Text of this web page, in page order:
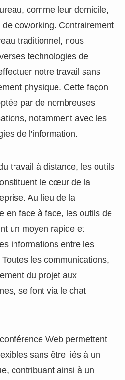
comme leur domicile,
coworking. Contrairement
traditionnel, nous
technologies de
notre travail sans
physique. Cette façon
par de nombreuses
notamment avec les
de l'information.
travail à distance, les outils
le cœur de la
Au lieu de la
en face à face, les outils de
un moyen rapide et
informations entre les
les communications,
du projet aux
se font via le chat
Web permettent
sans être liés à un
contribuant ainsi à un